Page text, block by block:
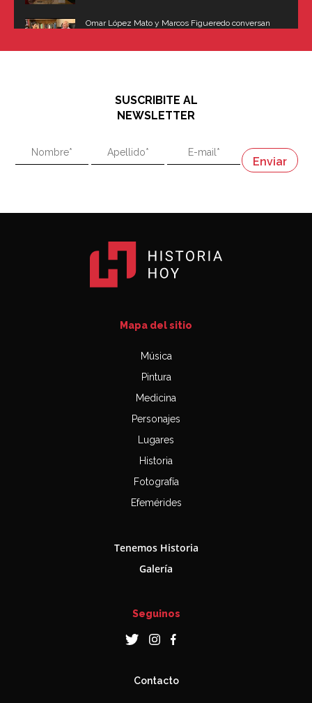
Omar López Mato y Marcos Figueredo conversan
"En política, la estupidez no es una desventaja"
"En política, la estupidez no es una desventaja"
Napoleón
SUSCRIBITE AL
NEWSLETTER
Mapa del sitio
Música
Pintura
Medicina
Personajes
Lugares
Historia
Fotografía
Efemérides
Tenemos Historia
Galería
Seguinos
Contacto